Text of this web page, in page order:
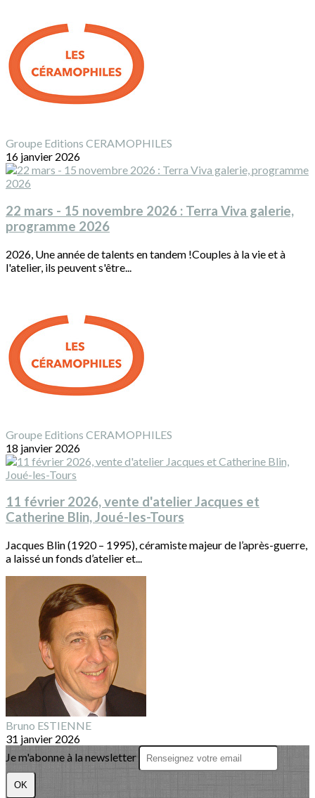
Groupe Editions CERAMOPHILES
16 janvier 2026
22 mars - 15 novembre 2026 : Terra Viva galerie,
programme 2026
2026, Une année de talents en tandem !Couples à la vie et à
l'atelier, ils peuvent s'être...
Groupe Editions CERAMOPHILES
18 janvier 2026
11 février 2026, vente d'atelier Jacques et
Catherine Blin, Joué-les-Tours
Jacques Blin (1920 – 1995), céramiste majeur de l’après-guerre,
a laissé un fonds d’atelier et...
Bruno ESTIENNE
31 janvier 2026
Je m'abonne à la newsletter
OK